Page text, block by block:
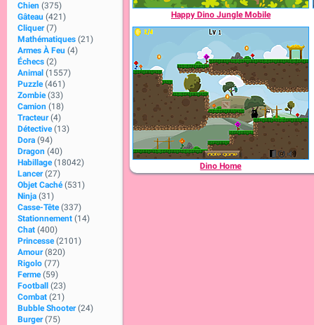
Chien (375)
Gâteau (421)
Cliquer (7)
Mathématiques (21)
Armes À Feu (4)
Échecs (2)
Animal (1557)
Puzzle (461)
Zombie (33)
Camion (18)
Tracteur (4)
Détective (13)
Dora (94)
Dragon (40)
Habillage (18042)
Lancer (27)
Objet Caché (531)
Ninja (31)
Casse-Tête (337)
Stationnement (14)
Chat (400)
Princesse (2101)
Amour (820)
Rigolo (77)
Ferme (59)
Football
(23)
Combat (21)
Bubble Shooter (24)
Burger (75)
Happy Dino Jungle Mobile
Dino Home